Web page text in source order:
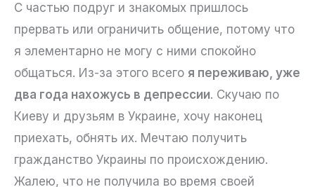
С частью подруг и знакомых пришлось
прервать или ограничить общение, потому что
я элементарно не могу с ними спокойно
общаться. Из-за этого всего я переживаю, уже
два года нахожусь в депрессии. Скучаю по
Киеву и друзьям в Украине, хочу наконец
приехать, обнять их. Мечтаю получить
гражданство Украины по происхождению.
Жалею, что не получила во время своей